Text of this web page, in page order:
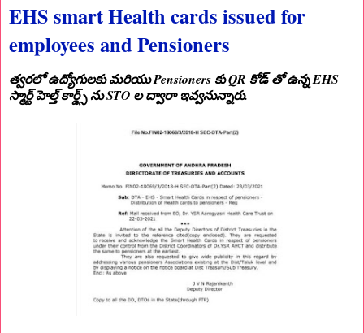
EHS smart Health cards issued for
employees and Pensioners
త్వరలో ఉద్యోగులకు మరియు Pensioners కు QR కోడ్ తో ఉన్న EHS
స్మార్ట్ హెల్త్ కార్డ్స్ ను STO ల ద్వారా ఇవ్వనున్నారు.